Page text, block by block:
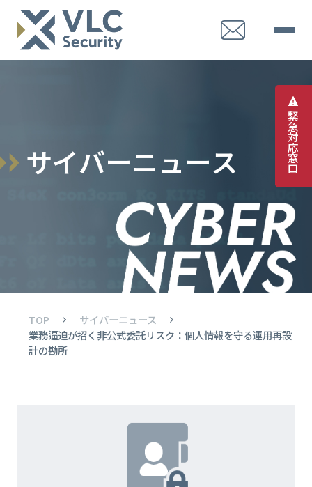
緊
急
対
応
窓
口
サイバーニュース
TOP
サイバーニュース
業務逼迫が招く非公式委託リスク：個人情報を守る運用再設
計の勘所